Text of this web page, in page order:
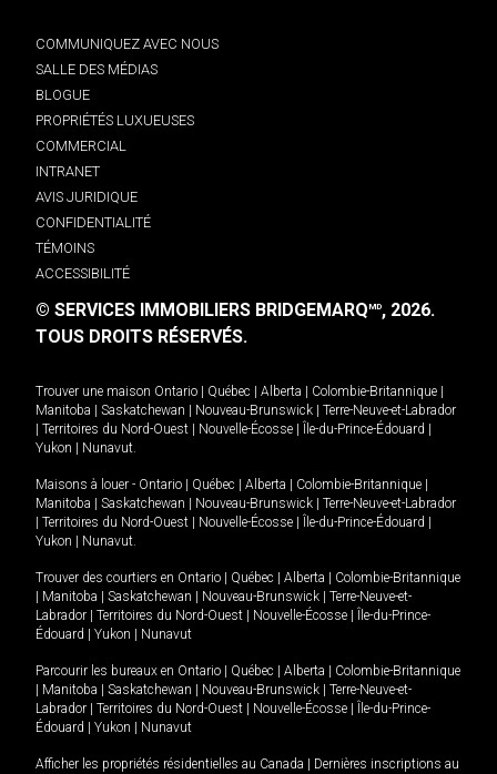
COMMUNIQUEZ AVEC NOUS
SALLE DES MÉDIAS
BLOGUE
PROPRIÉTÉS LUXUEUSES
COMMERCIAL
INTRANET
AVIS JURIDIQUE
CONFIDENTIALITÉ
TÉMOINS
ACCESSIBILITÉ
© SERVICES IMMOBILIERS BRIDGEMARQMD, 2026.
TOUS DROITS RÉSERVÉS.
Trouver une maison Ontario Québec Alberta Colombie-Britannique
Manitoba
Saskatchewan Nouveau-Brunswick
Terre-Neuve-et-Labrador
Territoires du Nord-Ouest Nouvelle-Écosse Île-du-Prince-Édouard
Yukon
Nunavut.
Maisons à louer - Ontario Québec Alberta Colombie-Britannique
Manitoba
Saskatchewan Nouveau-Brunswick
Terre-Neuve-et-Labrador
Territoires du Nord-Ouest Nouvelle-Écosse Île-du-Prince-Édouard
Yukon
Nunavut.
Trouver des courtiers en Ontario Québec Alberta
Colombie-Britannique
Manitoba Saskatchewan Nouveau-Brunswick
Terre-Neuve-et-
Labrador
Territoires du Nord-Ouest Nouvelle-Écosse
Île-du-Prince-
Édouard
Yukon Nunavut
Parcourir les bureaux en Ontario Québec Alberta
Colombie-Britannique
Manitoba Saskatchewan Nouveau-Brunswick
Terre-Neuve-et-
Labrador
Territoires du Nord-Ouest Nouvelle-Écosse
Île-du-Prince-
Édouard
Yukon Nunavut
Afficher les propriétés résidentielles au Canada
Dernières inscriptions au